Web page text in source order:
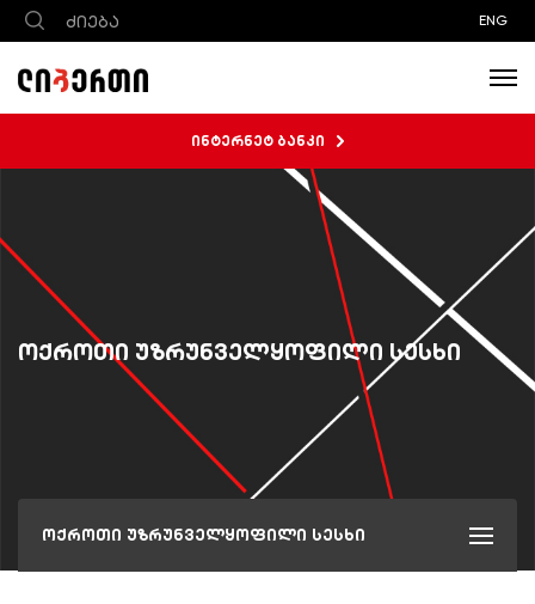
ENG
ინტერნეტ ბანკი
ოქროთი უზრუნველყოფილი სესხი
ოქროთი უზრუნველყოფილი სესხი